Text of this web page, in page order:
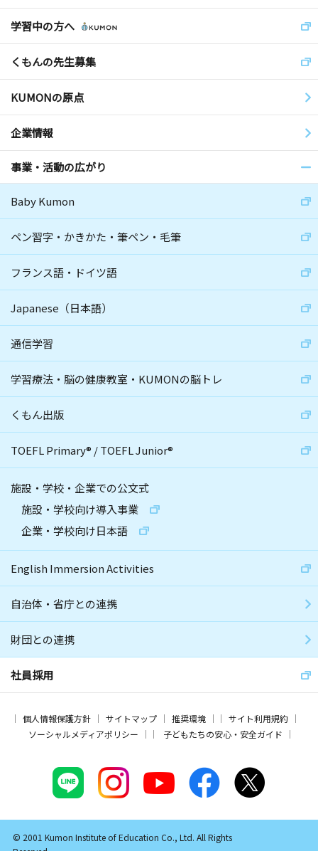
学習中の方へ
くもんの先生募集
KUMONの原点
企業情報
事業・活動の広がり
Baby Kumon
ペン習字・かきかた・筆ペン・毛筆
フランス語・ドイツ語
Japanese（日本語）
通信学習
学習療法・脳の健康教室・KUMONの脳トレ
くもん出版
TOEFL Primary® /TOEFL Junior®
施設・学校・企業での公文式
施設・学校向け導入事業
企業・学校向け日本語
English Immersion Activities
自治体・省庁との連携
財団との連携
社員採用
個人情報保護方針 サイトマップ 推奨環境
サイト利用規約
ソーシャルメディアポリシー
子どもたちの安心・安全ガイド
© 2001 Kumon Institute of Education Co., Ltd. All Rights